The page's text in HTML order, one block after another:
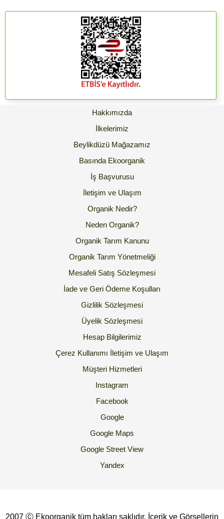
Hakkımızda
İlkelerimiz
Beylikdüzü Mağazamız
Basında Ekoorganik
İş Başvurusu
İletişim ve Ulaşım
Organik Nedir?
Neden Organik?
Organik Tarım Kanunu
Organik Tarım Yönetmeliği
Mesafeli Satış Sözleşmesi
İade ve Geri Ödeme Koşulları
Gizlilik Sözleşmesi
Üyelik Sözleşmesi
Hesap Bilgilerimiz
Çerez Kullanımı İletişim ve Ulaşım
Müşteri Hizmetleri
Instagram
Facebook
Google
Google Maps
Google Street View
Yandex
2007 Ⓒ Ekoorganik tüm hakları saklıdır. İçerik ve Görsellerin